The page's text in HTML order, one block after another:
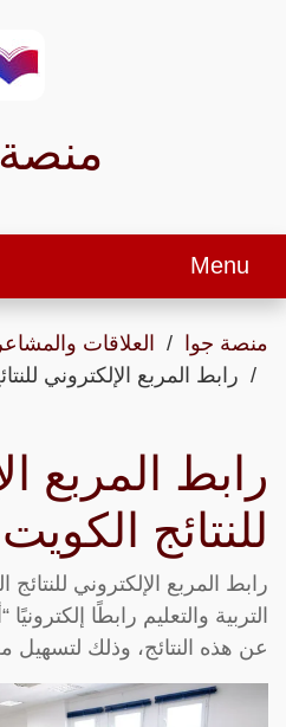
منصة
Menu
منصة جوا
العلاقات والمشاعر
رابط المربع الإلكتروني للنتائج
رابط المربع
للنتائج الكويت 2023
رابط المربع الإلكتروني
التربية والتعليم رابطًا
عن هذه النتائج، وذلك لتسهيل